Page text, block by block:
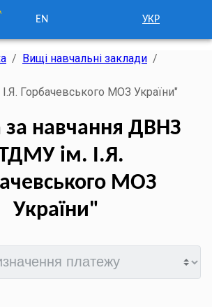
EN УКР
/ Вищі навчальні заклади /
Горбачевського МОЗ України"
за навчання ДВНЗ
ім. І.Я.
МОЗ
України"